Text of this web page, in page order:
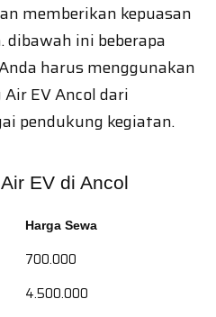
memberikan kepuasan
dibawah ini beberapa
harus menggunakan
EV Ancol dari
pendukung kegiatan.
EV di Ancol
Harga Sewa
700.000
4.500.000